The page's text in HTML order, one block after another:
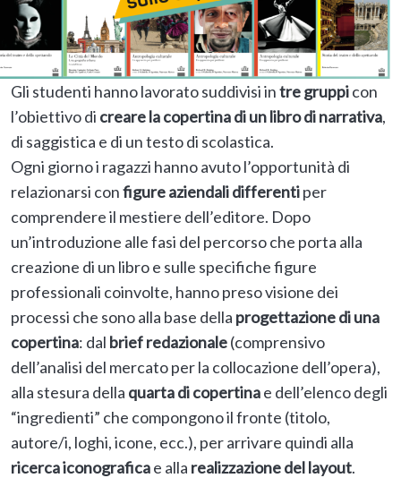
Gli studenti hanno lavorato suddivisi intre gruppicon
l’obiettivo di creare la copertina di un libro di narrativa,
di saggistica e di un testo di scolastica.
Ogni giorno i ragazzi hanno avuto l’opportunità di
relazionarsi configure aziendali differentiper
comprendere il mestiere dell’editore. Dopo
un’introduzione alle fasi del percorso che porta alla
creazione di un libro e sulle specifiche figure
professionali coinvolte, hanno preso visione dei
processi che sono alla base della progettazione di una
copertina: dal brief redazionale(comprensivo
dell’analisi del mercato per la collocazione dell’opera),
alla stesura della quarta di copertinae dell’elenco degli
“ingredienti” che compongono il fronte (titolo,
autore/i, loghi, icone, ecc.), per arrivare quindi alla
ricerca iconograficae alla realizzazione del layout.